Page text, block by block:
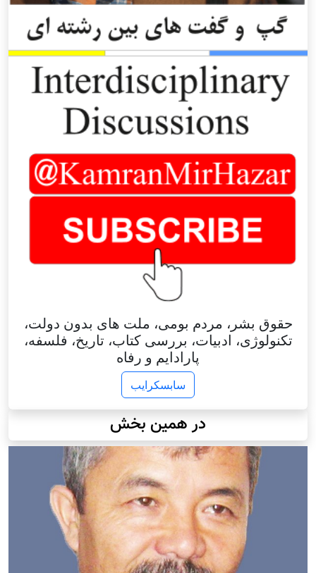
حقوق بشر، مردم بومی، ملت های بدون دولت،
تکنولوژی، ادبیات، بررسی کتاب، تاریخ، فلسفه،
پارادایم و رفاه
سابسکرایب
در همین بخش